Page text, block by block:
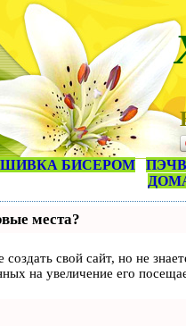
БИСЕРОМ
места?
свой сайт, но не
на увеличение его